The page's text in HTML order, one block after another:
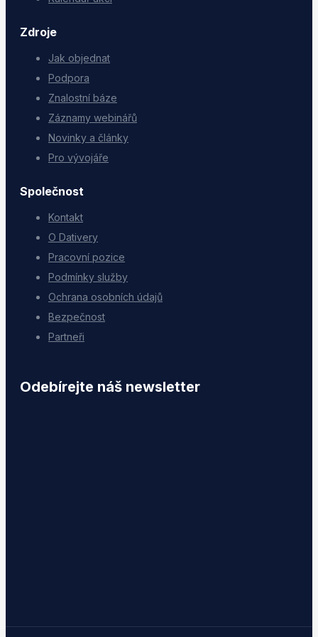
Zdroje
Jak objednat
Podpora
Znalostní báze
Záznamy webinářů
Novinky a články
Pro vývojáře
Společnost
Kontakt
O Dativery
Pracovní pozice
Podmínky služby
Ochrana osobních údajů
Bezpečnost
Partneři
Odebírejte náš newsletter